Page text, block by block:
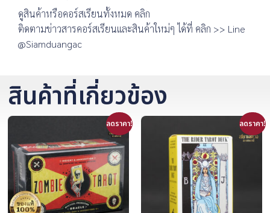
ดูสินค้าหรือคอร์สเรียนทั้งหมด คลิก
ติดตามข่าวสารคอร์สเรียนและสินค้าใหม่ๆ ได้ที่ คลิก >> Line
@Siamduangac
สินค้าที่เกี่ยวข้อง
ลดราคา! ลดราคา!